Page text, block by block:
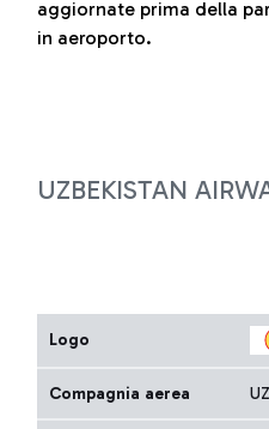
aggiornate prima della
in aeroporto.
UZBEKISTAN
Logo
Compagnia aerea